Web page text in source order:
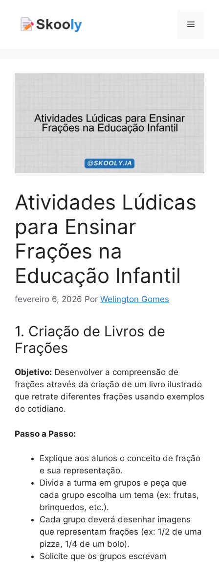
Menu
Atividades Lúdicas
para Ensinar
Frações na
Educação Infantil
fevereiro 6, 2026 Por Welington Gomes
1. Criação de Livros de
Frações
Objetivo: Desenvolver a compreensão de
frações através da criação de um livro ilustrado
que retrate diferentes frações usando exemplos
do cotidiano.
Passo a Passo:
Explique aos alunos o conceito de fração
e sua representação.
Divida a turma em grupos e peça que
cada grupo escolha um tema (ex: frutas,
brinquedos, etc.).
Cada grupo deverá desenhar imagens
que representam frações (ex: 1/2 de uma
pizza, 1/4 de um bolo).
Solicite que os grupos escrevam